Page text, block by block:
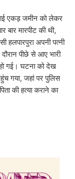
जमीन को लेकर
बार मारपीट की थी,
हलपारपुरा अपनी पत्नी
पीछे से आए भारी
गई। घटना को देख
गया, जहां पर पुलिस
की हत्या कराने का